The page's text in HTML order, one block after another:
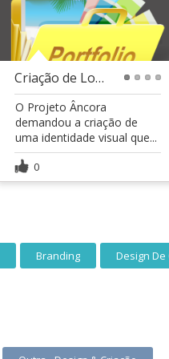
Criação de Logo e Redes Sociais - Projeto Ancora
O Projeto Âncora
demandou a criação de
uma identidade visual que...
0
Branding Design De